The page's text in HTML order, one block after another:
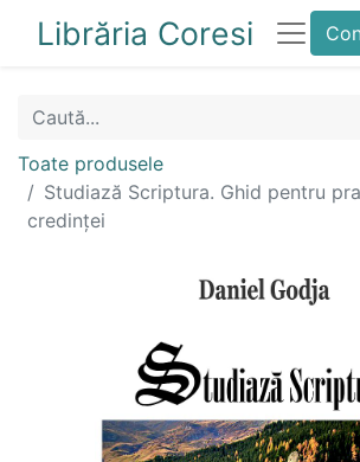
Librăria Coresi
Toate produsele
Studiază Scriptura. Ghid pentru
credinței